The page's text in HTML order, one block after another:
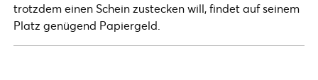
trotzdem einen Schein zustecken will, findet auf seinem
Platz genügend Papiergeld.